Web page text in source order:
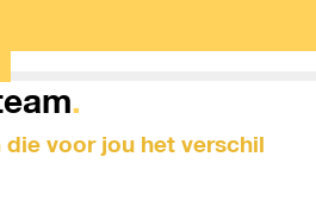
.
voor jou het verschil